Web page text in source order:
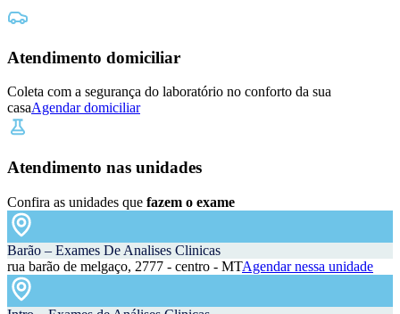
Atendimento domiciliar
Coleta com a segurança do laboratório no conforto da sua
casaAgendar domiciliar
Atendimento nas unidades
Confira as unidades que fazem o exame
Barão – Exames De Analises Clinicas
rua barão de melgaço, 2777 - centro - MTAgendar nessa unidade